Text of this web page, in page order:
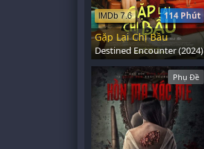
114 Phút
IMDb 7.6
Gặp Lại Chị Bầu
Destined Encounter (2024)
Phụ Đề